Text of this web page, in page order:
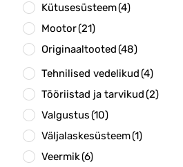
Kütusesüsteem(4)
Mootor(21)
Originaaltooted(48)
Tehnilised vedelikud(4)
Tööriistad ja tarvikud(2)
Valgustus(10)
Väljalaskesüsteem(1)
Veermik(6)